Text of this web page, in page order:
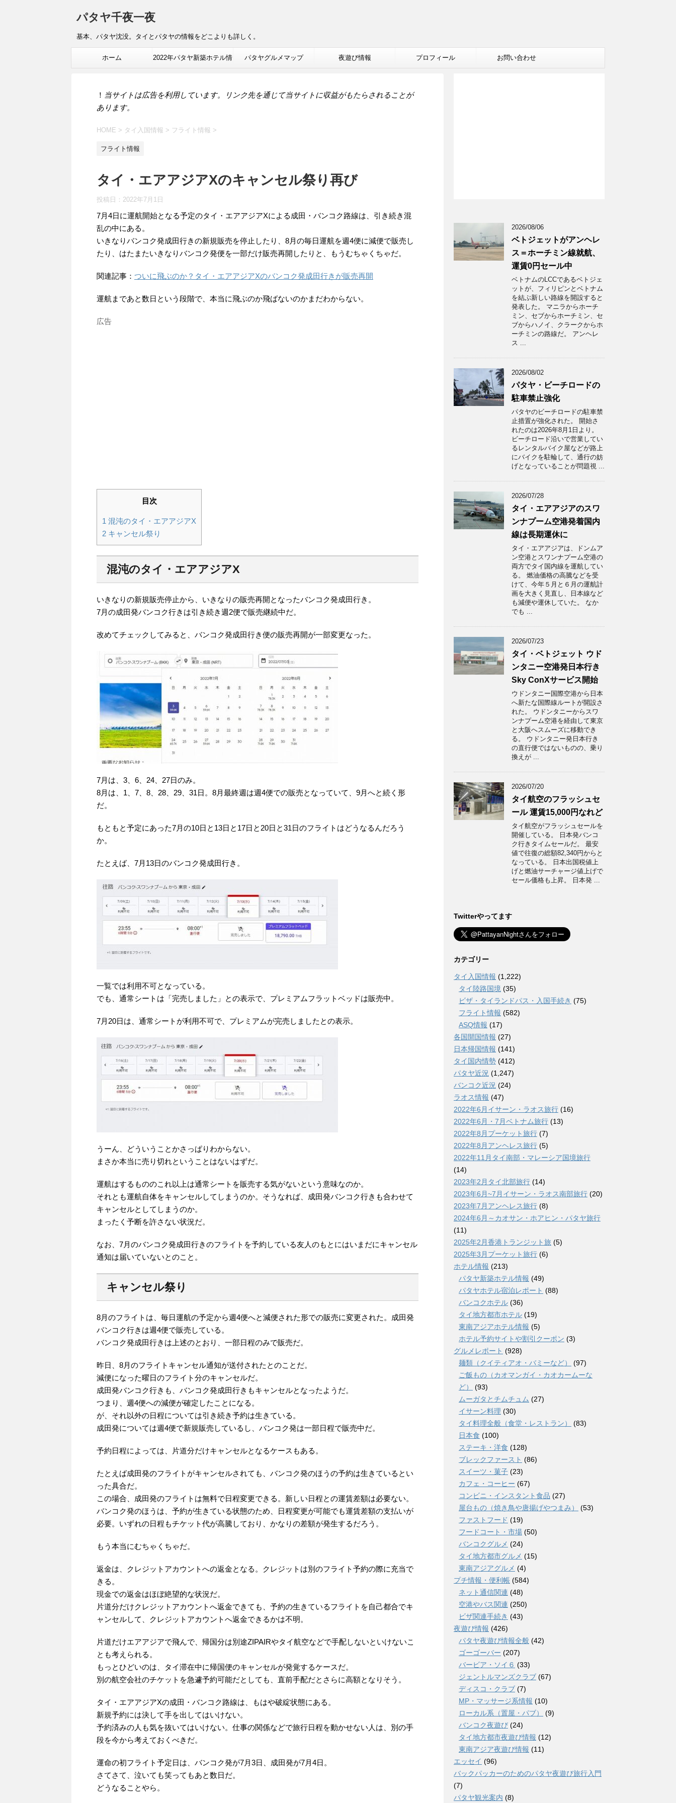
パタヤ千夜一夜
基本、パタヤ沈没。タイとパタヤの情報をどこよりも詳しく。
ホーム 2022年パタヤ新築ホテル情 パタヤグルメマップ 夜遊び情報 プロフィール お問い合わせ
！ 当サイトは広告を利用しています。リンク先を通じて当サイトに収益がもたらされることが
あります。
HOME > タイ入国情報 > フライト情報 >
フライト情報
タイ・エアアジアXのキャンセル祭り再び
投稿日： 2022年7月1日
7月4日に運航開始となる予定のタイ・エアアジアXによる成田・バンコク路線は、引き続き混
乱の中にある。
いきなりバンコク発成田行きの新規販売を停止したり、8月の毎日運航を週4便に減便で販売し
たり、はたまたいきなりバンコク発便を一部だけ販売再開したりと、もうむちゃくちゃだ。
関連記事： ついに飛ぶのか？タイ・エアアジアXのバンコク発成田行きが販売再開
運航まであと数日という段階で、本当に飛ぶのか飛ばないのかまだわからない。
広告
目次
1 混沌のタイ・エアアジアX
2 キャンセル祭り
混沌のタイ・エアアジアX
いきなりの新規販売停止から、いきなりの販売再開となったバンコク発成田行き。
7月の成田発バンコク行きは引き続き週2便で販売継続中だ。
改めてチェックしてみると、バンコク発成田行き便の販売再開が一部変更なった。
7月は、3、6、24、27日のみ。
8月は、1、7、8、28、29、31日。8月最終週は週4便での販売となっていて、9月へと続く形
だ。
もともと予定にあった7月の10日と13日と17日と20日と31日のフライトはどうなるんだろう
か。
たとえば、7月13日のバンコク発成田行き。
一覧では利用不可となっている。
でも、通常シートは「完売しました」との表示で、プレミアムフラットベッドは販売中。
7月20日は、通常シートが利用不可で、プレミアムが完売しましたとの表示。
うーん、どういうことかさっぱりわからない。
まさか本当に売り切れということはないはずだ。
運航はするもののこれ以上は通常シートを販売する気がないという意味なのか。
それとも運航自体をキャンセルしてしまうのか。そうなれば、成田発バンコク行きも合わせて
キャンセルとしてしまうのか。
まったく予断を許さない状況だ。
なお、7月のバンコク発成田行きのフライトを予約している友人のもとにはいまだにキャンセル
通知は届いていないとのこと。
キャンセル祭り
8月のフライトは、毎日運航の予定から週4便へと減便された形での販売に変更された。成田発
バンコク行きは週4便で販売している。
バンコク発成田行きは上述のとおり、一部日程のみで販売だ。
昨日、8月のフライトキャンセル通知が送付されたとのことだ。
減便になった曜日のフライト分のキャンセルだ。
成田発バンコク行きも、バンコク発成田行きもキャンセルとなったようだ。
つまり、週4便への減便が確定したことになる。
が、それ以外の日程については引き続き予約は生きている。
成田発については週4便で新規販売しているし、バンコク発は一部日程で販売中だ。
予約日程によっては、片道分だけキャンセルとなるケースもある。
たとえば成田発のフライトがキャンセルされても、バンコク発のほうの予約は生きているとい
った具合だ。
この場合、成田発のフライトは無料で日程変更できる。新しい日程との運賃差額は必要ない。
バンコク発のほうは、予約が生きている状態のため、日程変更が可能でも運賃差額の支払いが
必要。いずれの日程もチケット代が高騰しており、かなりの差額が発生するだろう。
もう本当にむちゃくちゃだ。
返金は、クレジットアカウントへの返金となる。クレジットは別のフライト予約の際に充当で
きる。
現金での返金はほぼ絶望的な状況だ。
片道分だけクレジットアカウントへ返金できても、予約の生きているフライトを自己都合でキ
ャンセルして、クレジットアカウントへ返金できるかは不明。
片道だけエアアジアで飛んで、帰国分は別途ZIPAIRやタイ航空などで手配しないといけないこ
とも考えられる。
もっとひどいのは、タイ滞在中に帰国便のキャンセルが発覚するケースだ。
別の航空会社のチケットを急遽予約可能だとしても、直前手配だとさらに高額となりそう。
タイ・エアアジアXの成田・バンコク路線は、もはや破綻状態にある。
新規予約には決して手を出してはいけない。
予約済みの人も気を抜いてはいけない。仕事の関係などで旅行日程を動かせない人は、別の手
段を今から考えておくべきだ。
運命の初フライト予定日は、バンコク発が7月3日、成田発が7月4日。
さてさて、泣いても笑ってもあと数日だ。
どうなることやら。
2026/08/06
ベトジェットがアンヘレ
ス＝ホーチミン線就航、
運賃0円セール中
ベトナムのLCCであるベトジェ
ットが、フィリピンとベトナム
を結ぶ新しい路線を開設すると
発表した。 マニラからホーチ
ミン、セブからホーチミン、セ
ブからハノイ、クラークからホ
ーチミンの路線だ。 アンヘレ
ス ...
2026/08/02
パタヤ・ビーチロードの
駐車禁止強化
パタヤのビーチロードの駐車禁
止措置が強化された。 開始さ
れたのは2026年8月1日より。
ビーチロード沿いで営業してい
るレンタルバイク屋などが路上
にバイクを駐輪して、通行の妨
げとなっていることが問題視 ...
2026/07/28
タイ・エアアジアのスワ
ンナプーム空港発着国内
線は長期運休に
タイ・エアアジアは、ドンムア
ン空港とスワンナプーム空港の
両方でタイ国内線を運航してい
る。 燃油価格の高騰などを受
けて、今年５月と６月の運航計
画を大きく見直し、日本線など
も減便や運休していた。 なか
でも ...
2026/07/23
タイ・ベトジェット ウド
ンタニー空港発日本行き
Sky ConXサービス開始
ウドンタニー国際空港から日本
へ新たな国際線ルートが開設さ
れた。 ウドンタニーからスワ
ンナプーム空港を経由して東京
と大阪へスムーズに移動でき
る。 ウドンタニー発日本行き
の直行便ではないものの、乗り
換えが ...
2026/07/20
タイ航空のフラッシュセ
ール 運賃15,000円なれど
タイ航空がフラッシュセールを
開催している。 日本発バンコ
ク行きタイムセールだ。 最安
値で往復の総額82,340円からと
なっている。 日本出国税値上
げと燃油サーチャージ値上げで
セール価格も上昇。 日本発 ...
Twitterやってます
カテゴリー
タイ入国情報 (1,222)
タイ陸路国境 (35)
ビザ・タイランドパス・入国手続き (75)
フライト情報 (582)
ASQ情報 (17)
各国開国情報 (27)
日本帰国情報 (141)
タイ国内情勢 (412)
パタヤ近況 (1,247)
バンコク近況 (24)
ラオス情報 (47)
2022年6月イサーン・ラオス旅行 (16)
2022年6月・7月ベトナム旅行 (13)
2022年8月プーケット旅行 (7)
2022年8月アンヘレス旅行 (5)
2022年11月タイ南部・マレーシア国境旅行
(14)
2023年2月タイ北部旅行 (14)
2023年6月~7月イサーン・ラオス南部旅行 (20)
2023年7月アンヘレス旅行 (8)
2024年6月～カオサン・ホアヒン・パタヤ旅行
(11)
2025年2月香港トランジット旅 (5)
2025年3月プーケット旅行 (6)
ホテル情報 (213)
パタヤ新築ホテル情報 (49)
パタヤホテル宿泊レポート (88)
バンコクホテル (36)
タイ地方都市ホテル (19)
東南アジアホテル情報 (5)
ホテル予約サイトや割引クーポン (3)
グルメレポート (928)
麺類（クイティアオ・バミーなど）
(97)
ご飯もの（カオマンガイ・カオカームーな
ど）
(93)
ムーガタとチムチュム (27)
イサーン料理 (30)
タイ料理全般（食堂・レストラン）
(83)
日本食 (100)
ステーキ・洋食 (128)
ブレックファースト (86)
スイーツ・菓子 (23)
カフェ・コーヒー (67)
コンビニ・インスタント食品 (27)
屋台もの（焼き鳥や唐揚げやつまみ）
(53)
ファストフード (19)
フードコート・市場 (50)
バンコクグルメ (24)
タイ地方都市グルメ (15)
東南アジアグルメ (4)
プチ情報・便利帳 (584)
ネット通信関連 (48)
空港やバス関連 (250)
ビザ関連手続き (43)
夜遊び情報 (426)
パタヤ夜遊び情報全般 (42)
ゴーゴーバー (207)
バービア・ソイ６ (33)
ジェントルマンズクラブ (67)
ディスコ・クラブ (7)
MP・マッサージ系情報 (10)
ローカル系（置屋・パブ）
(9)
バンコク夜遊び (24)
タイ地方都市夜遊び情報 (12)
東南アジア夜遊び情報 (11)
エッセイ (96)
バックパッカーのためのパタヤ夜遊び旅行入門
(7)
パタヤ観光案内 (8)